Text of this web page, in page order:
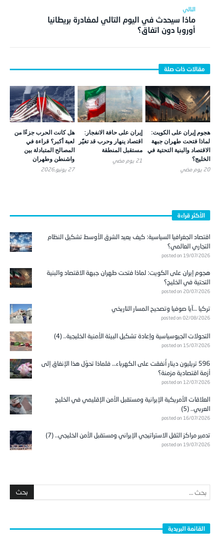
ماذا سيحدث في اليوم التالي لمغادرة بريطانيا
أوروبا دون اتفاق؟
هجوم إيران على الكويت:
لماذا فتحت طهران جبهة
الاقتصاد والبنية التحتية في
الخليج؟
20 يوم ‎مضي
إيران على حافة الانفجار:
اقتصاد ينهار وحرب قد تغيّر
مستقبل المنطقة
21 يوم ‎مضي
هل كانت الحرب جزءًا من
لعبة أكبر؟ قراءة في
المصالح المتبادلة بين
واشنطن وطهران
27 يونيو,2026
الأكثر قراءة
اقتصاد الجغرافيا السياسية: كيف يعيد الشرق الأوسط تشكيل النظام
التجاري العالمي؟
posted on 19/07/2026
هجوم إيران على الكويت: لماذا فتحت طهران جبهة الاقتصاد والبنية
التحتية في الخليج؟
posted on 20/07/2026
تركيا …آيا صوفيا وتصحيح المسار التاريخي
posted on 02/08/2026
التحولات الجيوسياسية وإعادة تشكيل البيئة الأمنية الخليجية.. (4)
posted on 15/07/2026
596 تريليون دينار أُنفقت على الكهرباء… فلماذا تحوّل هذا الإنفاق إلى
أزمة اقتصادية مزمنة؟
posted on 12/07/2026
العلاقات الأمريكية الإيرانية ومستقبل الأمن الإقليمي في الخليج
العربي.. (5)
posted on 16/07/2026
تدمير مراكز الثقل الاستراتيجي الإيراني ومستقبل الأمن الخليجي.. (7)
posted on 19/07/2026
القائمة البريدية